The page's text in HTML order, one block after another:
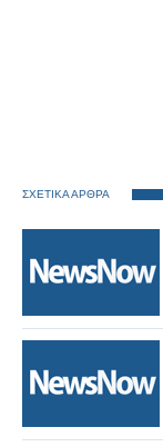
ΣΧΕΤΙΚΑ ΑΡΘΡΑ